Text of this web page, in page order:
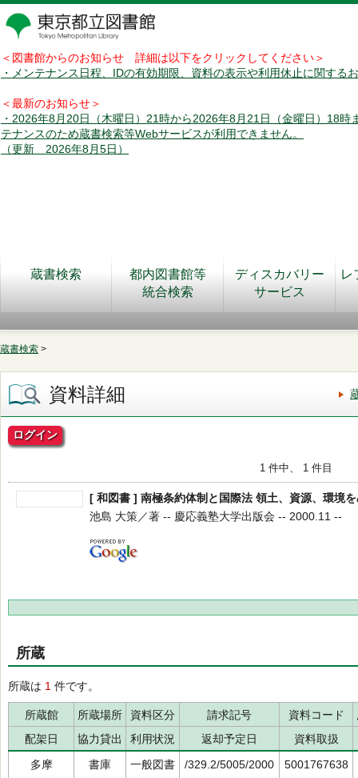
＜図書館からのお知らせ 詳細は以下をクリックしてください＞
・メンテナンス日程、IDの有効期限、資料の表示や利用休止に関する
＜最新のお知らせ＞
・2026年8月20日（木曜日）21時から2026年8月21日（金曜日）18時
テナンスのため蔵書検索等Webサービスが利用できません。
（更新 2026年8月5日）
蔵書検索
都内図書館等
統合検索
ディスカバリー
サービス
レ
蔵書検索 >
資料詳細
ログイン
1 件中、 1 件目
[ 和図書 ] 南極条約体制と国際法 領土、資源、環境
池島 大策／著 -- 慶応義塾大学出版会 -- 2000.11 --
所蔵
所蔵は 1 件です。
所蔵館 所蔵場所 資料区分 請求記号 資料コード
配架日
協力貸出 利用状況 返却予定日
資料取扱
多摩
書庫 一般図書 /329.2/5005/2000
5001767638